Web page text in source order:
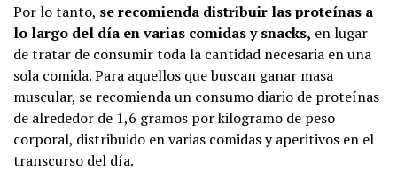
Por lo tanto, se recomienda distribuir las proteínas a
lo largo del día en varias comidas y snacks, en lugar
de tratar de consumir toda la cantidad necesaria en una
sola comida. Para aquellos que buscan ganar masa
muscular, se recomienda un consumo diario de proteínas
de alrededor de 1,6 gramos por kilogramo de peso
corporal, distribuido en varias comidas y aperitivos en el
transcurso del día.